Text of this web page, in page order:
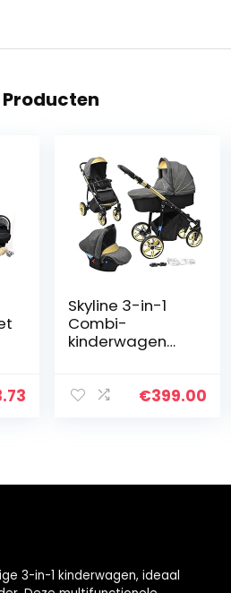
Skyline 3-in-1
Combi-
kinderwagen
babybedje,
€399.00
3-in-1 kinderwagen, ideaal